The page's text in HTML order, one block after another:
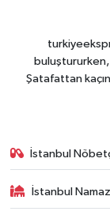
Şatafattan
İstanbul
İstanbul